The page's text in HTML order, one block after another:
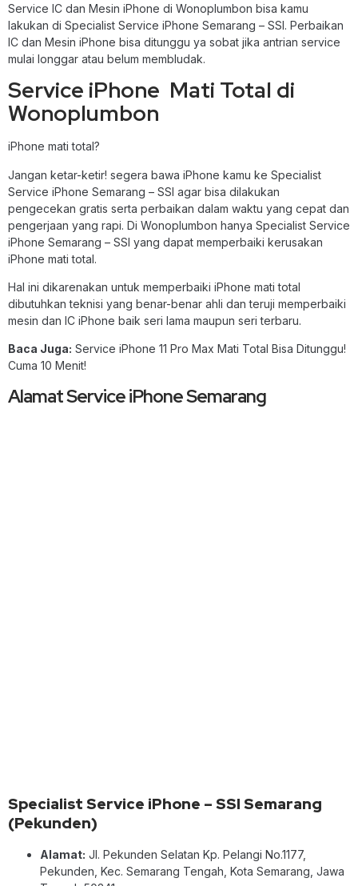
Service IC dan Mesin iPhone di Wonoplumbon bisa kamu
lakukan di Specialist Service iPhone Semarang – SSI. Perbaikan
IC dan Mesin iPhone bisa ditunggu ya sobat jika antrian service
mulai longgar atau belum membludak.
Service iPhone Mati Total di
Wonoplumbon
iPhone mati total?
Jangan ketar-ketir! segera bawa iPhone kamu ke Specialist
Service iPhone Semarang – SSI agar bisa dilakukan
pengecekan gratis serta perbaikan dalam waktu yang cepat dan
pengerjaan yang rapi. Di Wonoplumbon hanya Specialist Service
iPhone Semarang – SSI yang dapat memperbaiki kerusakan
iPhone mati total.
Hal ini dikarenakan untuk memperbaiki iPhone mati total
dibutuhkan teknisi yang benar-benar ahli dan teruji memperbaiki
mesin dan IC iPhone baik seri lama maupun seri terbaru.
Baca Juga: Service iPhone 11 Pro Max Mati Total Bisa Ditunggu!
Cuma 10 Menit!
Alamat Service iPhone Semarang
Specialist Service iPhone – SSI Semarang
(Pekunden)
Alamat: Jl. Pekunden Selatan Kp. Pelangi No.1177,
Pekunden, Kec. Semarang Tengah, Kota Semarang, Jawa